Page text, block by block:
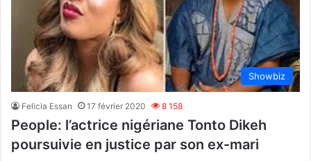
Showbiz
Felicia Essan 17 février 2020 8 158
People: l’actrice nigériane Tonto Dikeh
poursuivie en justice par son ex-mari